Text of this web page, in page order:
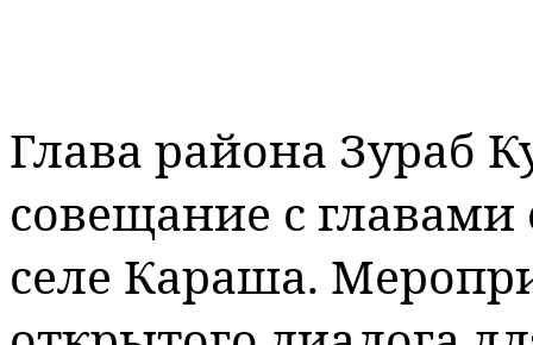
Глава района Зураб
совещание с
селе Караша.